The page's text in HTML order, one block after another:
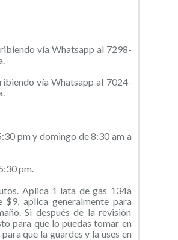
vía Whatsapp al 7298-
vía Whatsapp al 7024-
pm y domingo de 8:30 am a
pm.
Aplica 1 lata de gas 134a
aplica generalmente para
Si después de la revisión
para que lo puedas tomar en
que la guardes y la uses en